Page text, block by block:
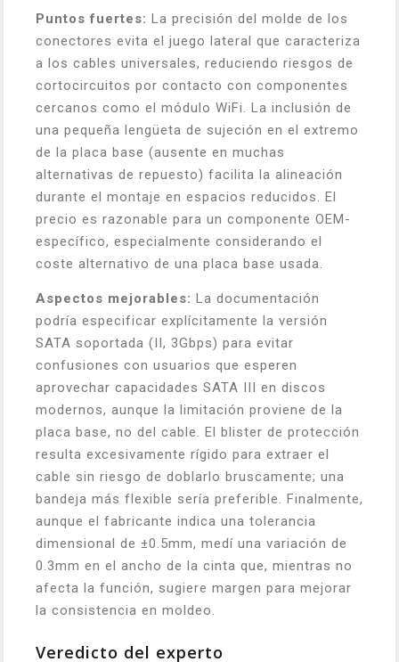
Puntos fuertes: La precisión del molde de los
conectores evita el juego lateral que caracteriza
a los cables universales, reduciendo riesgos de
cortocircuitos por contacto con componentes
cercanos como el módulo WiFi. La inclusión de
una pequeña lengüeta de sujeción en el extremo
de la placa base (ausente en muchas
alternativas de repuesto) facilita la alineación
durante el montaje en espacios reducidos. El
precio es razonable para un componente OEM-
específico, especialmente considerando el
coste alternativo de una placa base usada.
Aspectos mejorables: La documentación
podría especificar explícitamente la versión
SATA soportada (II, 3Gbps) para evitar
confusiones con usuarios que esperen
aprovechar capacidades SATA III en discos
modernos, aunque la limitación proviene de la
placa base, no del cable. El blister de protección
resulta excesivamente rígido para extraer el
cable sin riesgo de doblarlo bruscamente; una
bandeja más flexible sería preferible. Finalmente,
aunque el fabricante indica una tolerancia
dimensional de ±0.5mm, medí una variación de
0.3mm en el ancho de la cinta que, mientras no
afecta la función, sugiere margen para mejorar
la consistencia en moldeo.
Veredicto del experto